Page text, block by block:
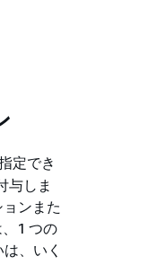
定でき
与しま
ンまた
1 つの
、いく